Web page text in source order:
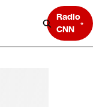
Radio
CNN